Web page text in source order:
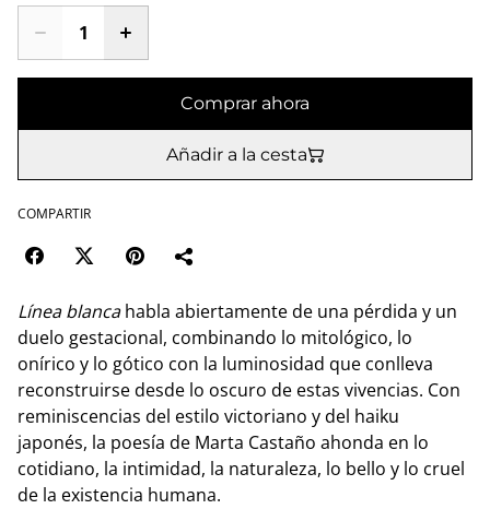
Comprar ahora
Añadir a la cesta
COMPARTIR
Línea blancahabla abiertamente de una pérdida y un
duelo gestacional, combinando lo mitológico, lo
onírico y lo gótico con la luminosidad que conlleva
reconstruirse desde lo oscuro de estas vivencias. Con
reminiscencias del estilo victoriano y del haiku
japonés, la poesía de Marta Castaño ahonda en lo
cotidiano, la intimidad, la naturaleza, lo bello y lo cruel
de la existencia humana.